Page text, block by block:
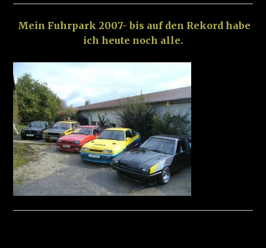
Mein Fuhrpark 2007- bis auf den Rekord habe
ich heute noch alle.